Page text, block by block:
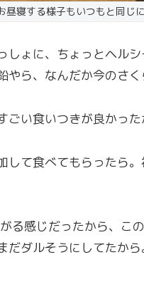
寝する様子もいつもと同じに
しょに、ちょっとヘル
ら、なんだか今のさく
い食いつきが良かった
して食べてもらったら
る感じだったから、こ
だダルそうにしてたか